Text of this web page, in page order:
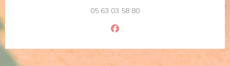
05 63 03 58 80
Facebook ((åpner i et nytt